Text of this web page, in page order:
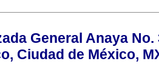
General Anaya
Ciudad de México,